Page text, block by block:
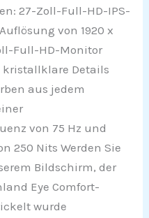
27-Zoll-Full-HD-IPS-
von 1920 x
Full-HD-Monitor
Details
aus jedem
von 75 Hz und
250 Nits Werden Sie
Bildschirm, der
Eye Comfort-
wurde